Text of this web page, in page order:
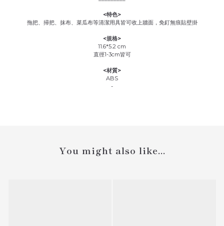
<特色>
拖把、掃把、抹布、菜瓜布等清潔用具皆可收上牆面，免釘無痕貼壁掛
<規格>
11.6*5.2 cm
直徑1-3cm皆可
<材質>
ABS
-
You might also like...